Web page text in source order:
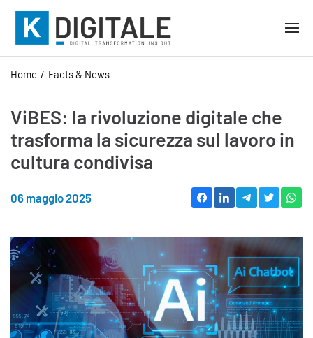
Home Facts & News
ViBES: la rivoluzione digitale che
trasforma la sicurezza sul lavoro in
cultura condivisa
06 maggio 2025